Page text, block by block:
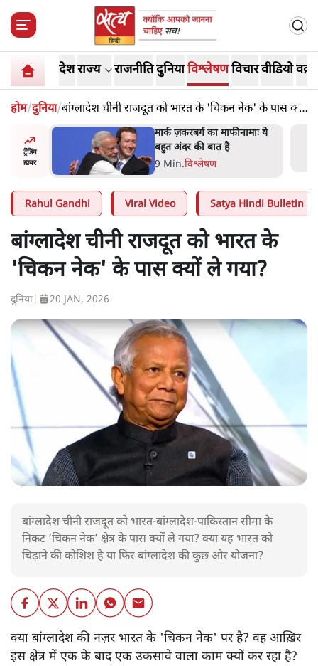
देशराज्य राजनीतिदुनियाविश्लेषणविचारवीडियो
होम/दुनिया/बांग्लादेश चीनी राजदूत को भारत के 'चिकन नेक' के पास क्यों
ले गया?
ट्रेंडिंग
ख़बर
भागवत
मार्क ज़करबर्ग का माफीनामाः ये
बहुत अंदर की बात है
9 Min.विश्लेषण
Rahul Gandhi Viral Video Satya Hindi Bulletin
बांग्लादेश चीनी राजदूत को भारत के
'चिकन नेक' के पास क्यों ले गया?
दुनिया 20 JAN, 2026
बांग्लादेश चीनी राजदूत को भारत-बांग्लादेश-पाकिस्तान सीमा के
निकट ‘चिकन नेक’ क्षेत्र के पास क्यों ले गया? क्या यह भारत को
चिढ़ाने की कोशिश है या फिर बांग्लादेश की कुछ और योजना?
क्या बांग्लादेश की नज़र भारत के 'चिकन नेक' पर है? वह आख़िर
इस क्षेत्र में एक के बाद एक उकसावे वाला काम क्यों कर रहा है?